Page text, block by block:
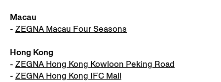
Macau
- ZEGNA Macau Four Seasons
Hong Kong
- ZEGNA Hong Kong Kowloon Peking Road
- ZEGNA Hong Kong IFC Mall